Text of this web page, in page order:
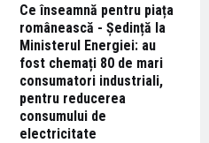
Ce înseamnă pentru piața
românească - Ședință la
Ministerul Energiei: au
fost chemați 80 de mari
consumatori industriali,
pentru reducerea
consumului de
electricitate